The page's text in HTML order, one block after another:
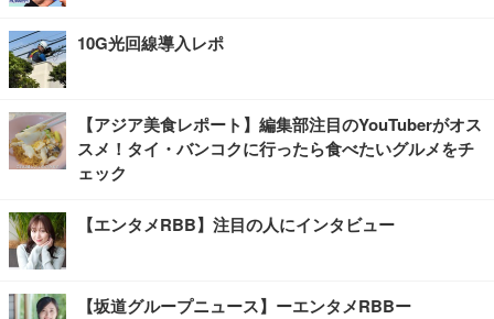
10G光回線導入レポ
【アジア美食レポート】編集部注目のYouTuberがオス
スメ！タイ・バンコクに行ったら食べたいグルメをチ
ェック
【エンタメRBB】注目の人にインタビュー
【坂道グループニュース】ーエンタメRBBー